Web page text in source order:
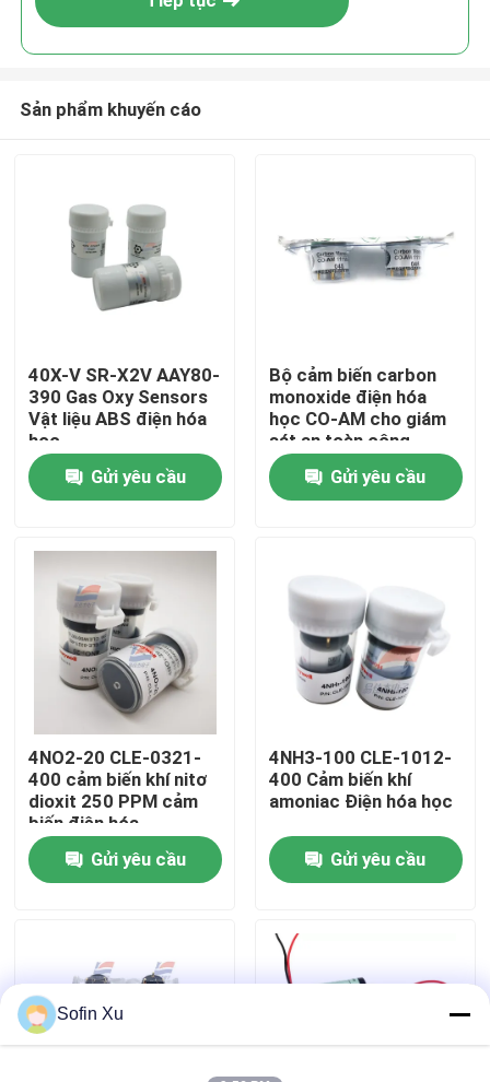
Nhà
Trình diễn VR
Về chúng tôi
Chuyến tham quan nhà máy
Kiểm soát chất lượng
Liên hệ với chúng tôi
Cảm biến khí oxy
Sản phẩm khuyến cáo
40X-V SR-X2V AAY80-
390 Gas Oxy Sensors
Vật liệu ABS điện hóa
học
Gửi yêu cầu
Bộ cảm biến carbon
monoxide điện hóa
học CO-AM cho giám
sát an toàn công
nghiệp
Gửi yêu cầu
4NO2-20 CLE-0321-
400 cảm biến khí nitơ
dioxit 250 PPM cảm
biến điện hóa
Gửi yêu cầu
4NH3-100 CLE-1012-
400 Cảm biến khí
amoniac Điện hóa học
Gửi yêu cầu
Sofin Xu